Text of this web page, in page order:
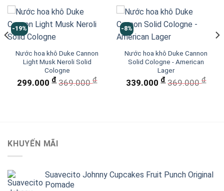
-19%
Nước hoa khô Duke Cannon
Light Musk Neroli Solid
Cologne
299.000đ 369.000đ
-8%
Nước hoa khô Duke Cannon
Solid Cologne - American
Lager
339.000đ 369.000đ
KHUYẾN MÃI
Suavecito Johnny Cupcakes Fruit Punch Original
Pomade